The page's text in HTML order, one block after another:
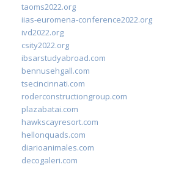
taoms2022.org
iias-euromena-conference2022.org
ivd2022.org
csity2022.org
ibsarstudyabroad.com
bennusehgall.com
tsecincinnati.com
roderconstructiongroup.com
plazabatai.com
hawkscayresort.com
hellonquads.com
diarioanimales.com
decogaleri.com